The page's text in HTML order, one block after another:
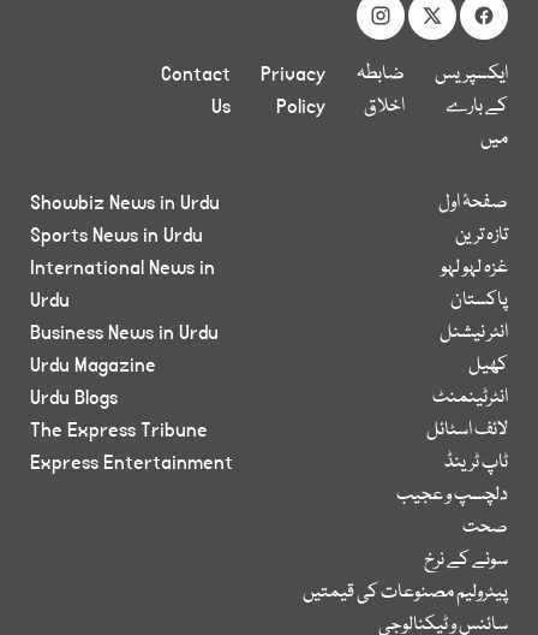
ایکسپریس
کے بارے
میں
ضابطہ
اخلاق
Privacy
Policy
Contact
Us
صفحۂ اول
تازہ ترین
غزہ لہو لہو
پاکستان
انٹر نیشنل
کھیل
انٹرٹینمنٹ
لائف اسٹائل
ٹاپ ٹرینڈ
دلچسپ و عجیب
صحت
سونے کے نرخ
پیٹرولیم مصنوعات کی قیمتیں
سائنس و ٹیکنالوجی
Showbiz News in Urdu
Sports News in Urdu
International News in
Urdu
Business News in Urdu
Urdu Magazine
Urdu Blogs
The Express Tribune
Express Entertainment